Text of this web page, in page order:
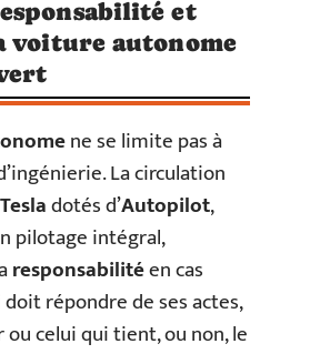
et
voiture autonome
ne se limite pas à
La circulation
dotés d’Autopilot,
pilotage intégral,
responsabilitéen cas
répondre de ses actes,
celui qui tient, ou non, le